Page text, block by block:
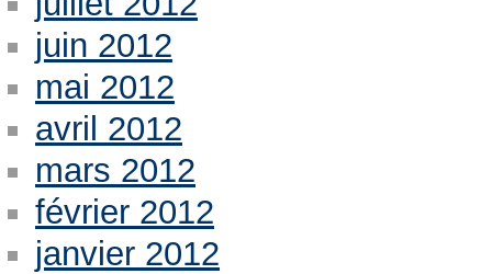
juin 2012
mai 2012
avril 2012
mars 2012
février 2012
janvier 2012